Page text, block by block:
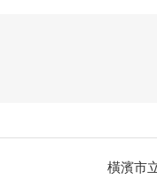
橫濱市